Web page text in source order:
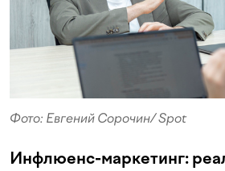
Фото: Евгений Сорочин/ Spot
Инфлюенс-маркетинг: